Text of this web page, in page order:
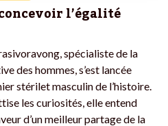
l’égalité
spécialiste de la
des hommes, s’est lancée
stérilet masculin de l’histoire.
les curiosités, elle entend
d’un meilleur partage de la